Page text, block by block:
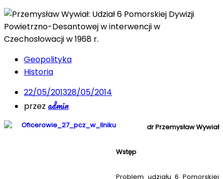
Geopolityka
Historia
22/05/201328/05/2014
przez admin
dr Przemysław Wywiał
Wstęp
Problem udziału 6 Pomorskiej